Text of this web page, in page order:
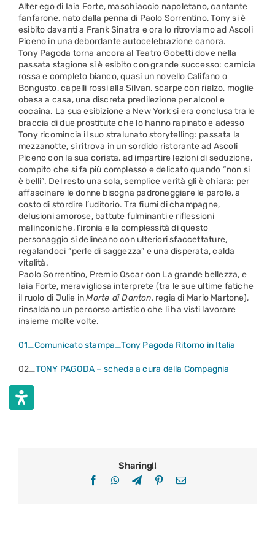
Alter ego di Iaia Forte, maschiaccio napoletano, cantante
fanfarone, nato dalla penna di Paolo Sorrentino, Tony si è
esibito davanti a Frank Sinatra e ora lo ritroviamo ad Ascoli
Piceno in una debordante autocelebrazione canora.
Tony Pagoda torna ancora al Teatro Gobetti dove nella
passata stagione si è esibito con grande successo: camicia
rossa e completo bianco, quasi un novello Califano o
Bongusto, capelli rossi alla Silvan, scarpe con rialzo, moglie
obesa a casa, una discreta predilezione per alcool e
cocaina. La sua esibizione a New York si era conclusa tra le
braccia di due prostitute che lo hanno rapinato e adesso
Tony ricomincia il suo stralunato storytelling: passata la
mezzanotte, si ritrova in un sordido ristorante ad Ascoli
Piceno con la sua corista, ad impartire lezioni di seduzione,
compito che si fa più complesso e delicato quando “non si
è belli”. Del resto una sola, semplice verità gli è chiara: per
affascinare le donne bisogna padroneggiare le parole, a
costo di stordire l’uditorio. Tra fiumi di champagne,
delusioni amorose, battute fulminanti e riflessioni
malinconiche, l’ironia e la complessità di questo
personaggio si delineano con ulteriori sfaccettature,
regalandoci “perle di saggezza” e una disperata, calda
vitalità.
Paolo Sorrentino, Premio Oscar con La grande bellezza, e
Iaia Forte, meravigliosa interprete (tra le sue ultime fatiche
il ruolo di Julie inMorte di Danton, regia di Mario Martone),
rinsaldano un percorso artistico che li ha visti lavorare
insieme molte volte.
01_Comunicato stampa_Tony Pagoda Ritorno in Italia
02_TONY PAGODA – scheda a cura della Compagnia
Sharing!!
FacebookWhatsApp
TelegramPinterestEmail